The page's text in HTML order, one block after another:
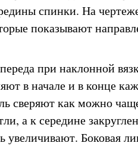
спинки. На
показывают
при наклонной
в начале и в конце
сверяют как можно
а к середине
увеличивают. Боковая